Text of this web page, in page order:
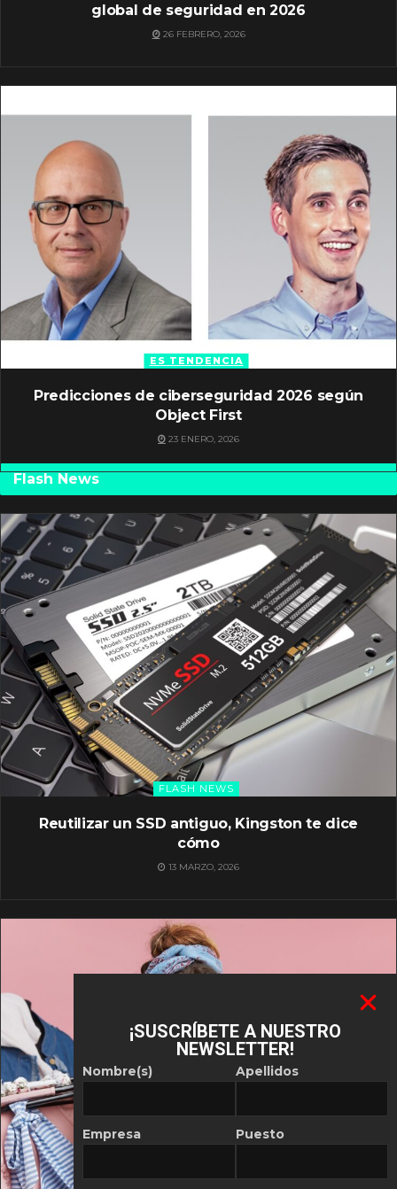
global de seguridad en 2026
26 FEBRERO, 2026
ES TENDENCIA
Predicciones de ciberseguridad 2026 según
Object First
23 ENERO, 2026
Flash News
FLASH NEWS
Reutilizar un SSD antiguo, Kingston te dice
cómo
13 MARZO, 2026
¡SUSCRÍBETE A NUESTRO
NEWSLETTER!
Nombre(s)
Empresa
Apellidos
Puesto